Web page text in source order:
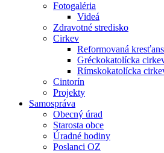
Fotogaléria
Videá
Zdravotné stredisko
Cirkev
Reformovaná
Gréckokatolícka
Rímskokatolícka
Cintorín
Projekty
Samospráva
Obecný úrad
Starosta obce
Úradné hodiny
Poslanci OZ